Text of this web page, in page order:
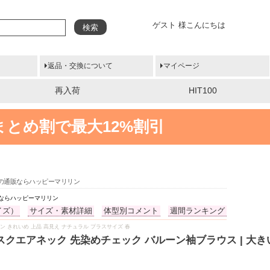
ゲスト 様こんにちは
検索
返品・交換について マイページ
再入荷 HIT100
め割で最大12%割引
通販ならハッピーマリリン
らハッピーマリリン
） サイズ・素材詳細 体型別コメント 週間ランキング
きれいめ 上品 高見え ナチュラル プラスサイズ 春
エアネック 先染めチェック バルーン袖ブラウス | 大